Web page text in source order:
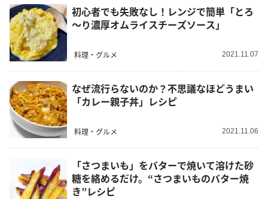
初心者でも失敗なし！レンジで簡単「とろ
～り濃厚オムライスチーズソース」
料理・グルメ 2021.11.07
なぜ流行らないのか？不思議なほどうまい
「カレー親子丼」レシピ
料理・グルメ 2021.11.06
「さつまいも」をバターで焼いて溶けた砂
糖を絡めるだけ。“さつまいものバター焼
き”レシピ